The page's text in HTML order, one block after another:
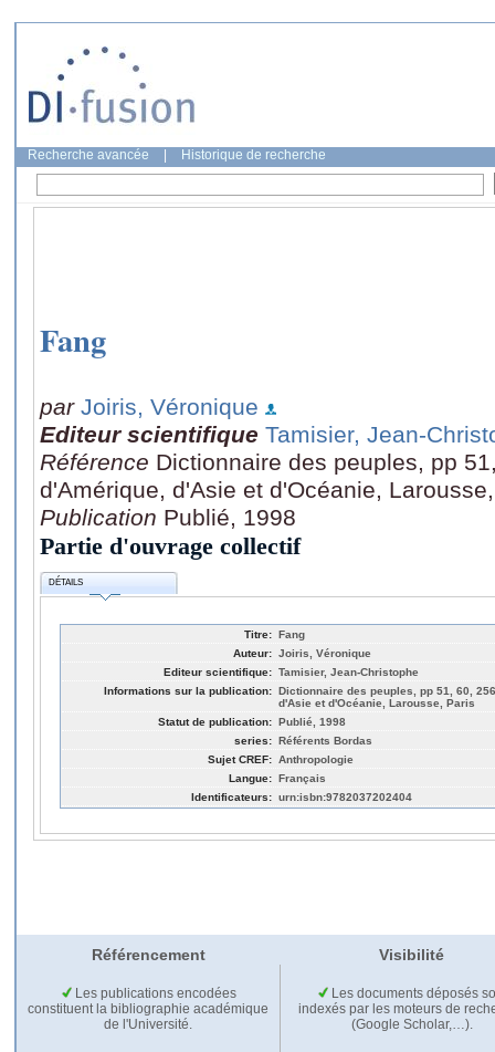
Recherche avancée Historique de recherche
Fang
par Joiris, Véronique
Editeur scientifique Tamisier, Jean-
Référence Dictionnaire des peuples, pp
d'Amérique, d'Asie et d'Océanie,
Publication Publié, 1998
Partie d'ouvrage collectif
DÉTAILS
Titre: Fang
Auteur: Joiris, Véronique
Editeur scientifique: Tamisier, Jean-Christophe
Informations sur la publication: Dictionnaire des peuples, pp 51, 60,
d'Asie et d'Océanie, Larousse, Paris
Statut de publication: Publié, 1998
series: Référents Bordas
Sujet CREF: Anthropologie
Langue: Français
Identificateurs: urn:isbn:9782037202404
Référencement Visibilité
Les publications encodées
constituent la bibliographie académique
de l'Université.
Les documents déposés
indexés par les moteurs de
(Google Scholar,…).